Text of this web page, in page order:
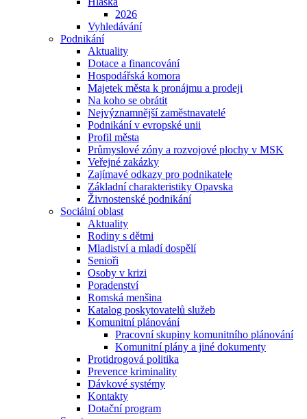
2026
Vyhledávání
Podnikání
Aktuality
Dotace a financování
Hospodářská komora
Majetek města k pronájmu a prodeji
Na koho se obrátit
Nejvýznamnější zaměstnavatelé
Podnikání v evropské unii
Profil města
Průmyslové zóny a rozvojové plochy v MSK
Veřejné zakázky
Zajímavé odkazy pro podnikatele
Základní charakteristiky Opavska
Živnostenské podnikání
Sociální oblast
Aktuality
Rodiny s dětmi
Mladiství a mladí dospělí
Senioři
Osoby v krizi
Poradenství
Romská menšina
Katalog poskytovatelů služeb
Komunitní plánování
Pracovní skupiny komunitního plánování
Komunitní plány a jiné dokumenty
Protidrogová politika
Prevence kriminality
Dávkové systémy
Kontakty
Dotační program